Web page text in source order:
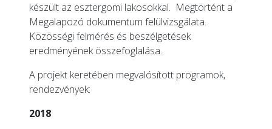
készült az esztergomi lakosokkal. Megtörtént a
Megalapozó dokumentum felülvizsgálata.
Közösségi felmérés és beszélgetések
eredményének összefoglalása.
A projekt keretében megvalósított programok,
rendezvények:
2018